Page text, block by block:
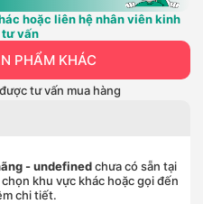
hoặc liên hệ nhân viên kinh
tư vấn
PHẨM KHÁC
tư vấn mua hàng
- undefinedchưa có sẵn tại
khu vực khác hoặc gọi đến
chi tiết.